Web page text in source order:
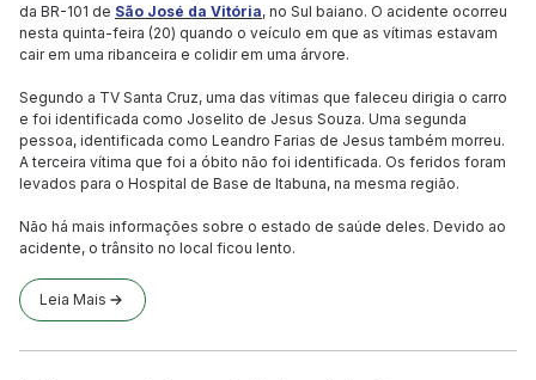
da BR-101 de São José da Vitória, no Sul baiano. O acidente ocorreu
nesta quinta-feira (20) quando o veículo em que as vítimas estavam
cair em uma ribanceira e colidir em uma árvore.
Segundo a TV Santa Cruz, uma das vítimas que faleceu dirigia o carro
e foi identificada como Joselito de Jesus Souza. Uma segunda
pessoa, identificada como Leandro Farias de Jesus também morreu.
A terceira vítima que foi a óbito não foi identificada. Os feridos foram
levados para o Hospital de Base de Itabuna, na mesma região.
Não há mais informações sobre o estado de saúde deles. Devido ao
acidente, o trânsito no local ficou lento.
Leia Mais